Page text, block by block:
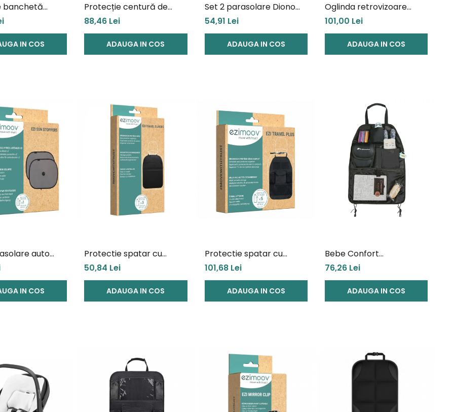
banchetă
auto copii
IN COS
Protecție centură de
siguranță BeSafe Belt
Guard
88,46 Lei
ADAUGA IN COS
Set 2 parasolare Diono
Sun Stoppers Character
54,91 Lei
ADAUGA IN COS
Oglinda retrovizoare
Ezimoov Round, Eco
friendly
101,00 Lei
ADAUGA IN COS
auto
Eco
IN COS
Protectie spatar cu
organiser Ezimoov Travel
Classic, Eco friendly
50,84 Lei
ADAUGA IN COS
Protectie spatar cu
organiser Ezimoov Travel
Plus, Eco friendly
101,68 Lei
ADAUGA IN COS
Bebe Confort
Organizator Pentru
Scaun Auto
76,26 Lei
ADAUGA IN COS